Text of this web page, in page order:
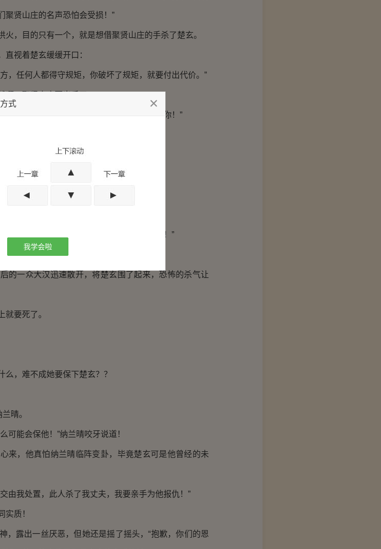
聚贤山庄的名声恐怕会受损！”
，目的只有一个，就是想借聚贤山庄的手杀了楚玄。
视着楚玄缓缓开口：
任何人都得守规矩，你破坏了规矩，就要付出代价。”
，聚贤山庄要出手了。
的客人道歉，如果他们不原谅，我会杀了你！”
他吧！”
，你们快点动手吧！”
看向楚玄：“他们不原谅你，那你只能死了！”
一件微不足道的小事。
一众大汉迅速散开，将楚玄围了起来，恐怖的杀气让
要死了。
，难不成她要保下楚玄？？
晴。
能会保他！”纳兰晴咬牙说道！
，他真怕纳兰晴临阵变卦，毕竟楚玄可是他曾经的未
我处置，此人杀了我丈夫，我要亲手为他报仇！”
质！
露出一丝厌恶，但她还是摇了摇头，“抱歉，你们的恩
式
我学会啦